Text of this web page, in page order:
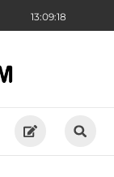
13:09:19